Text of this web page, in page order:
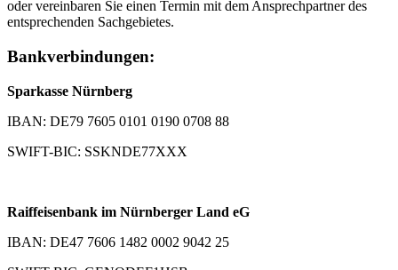
oder vereinbaren Sie einen Termin mit dem Ansprechpartner des
entsprechenden Sachgebietes.
Bankverbindungen:
Sparkasse Nürnberg
IBAN: DE79 7605 0101 0190 0708 88
SWIFT-BIC: SSKNDE77XXX
Raiffeisenbank im Nürnberger Land eG
IBAN: DE47 7606 1482 0002 9042 25